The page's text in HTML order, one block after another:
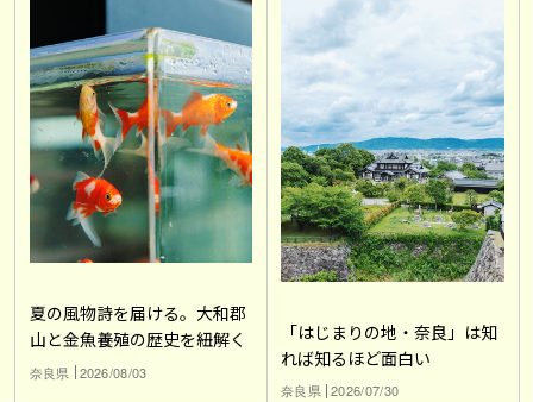
夏の風物詩を届ける。大和郡
山と金魚養殖の歴史を紐解く
奈良県 2026/08/03
「はじまりの地・奈良」は知
れば知るほど面白い
奈良県 2026/07/30